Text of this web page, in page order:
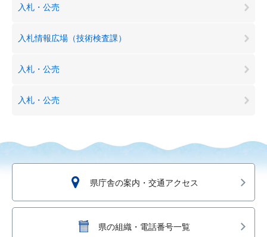
入札・公売
入札情報広場（技術検査課）
入札・公売
入札・公売
県庁舎の案内・交通アクセス
県の組織・電話番号一覧